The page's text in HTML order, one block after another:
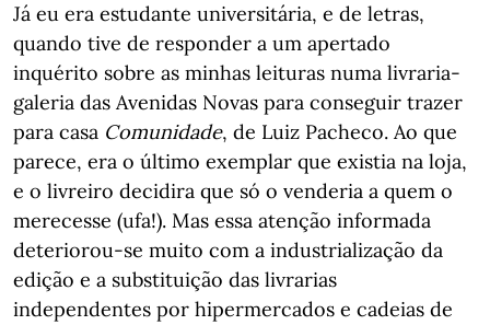
Já eu era estudante universitária, e de letras,
quando tive de responder a um apertado
inquérito sobre as minhas leituras numa livraria-
galeria das Avenidas Novas para conseguir trazer
para casa Comunidade, de Luiz Pacheco. Ao que
parece, era o último exemplar que existia na loja,
e o livreiro decidira que só o venderia a quem o
merecesse (ufa!). Mas essa atenção informada
deteriorou-se muito com a industrialização da
edição e a substituição das livrarias
independentes por hipermercados e cadeias de